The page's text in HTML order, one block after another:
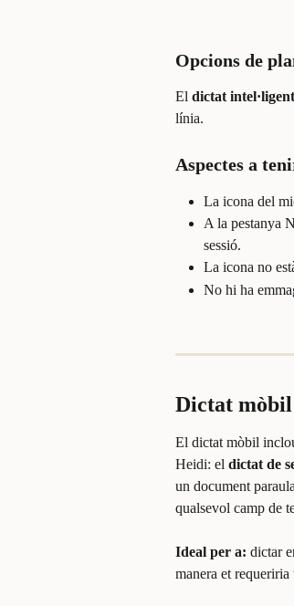
Opcions de
El dictat intel·ligent
línia.
Aspectes a
La icona del
A la pestanya
sessió.
La icona no
No hi ha
Dictat mòbil
El dictat mòbil
Heidi: el dictat de
un document
qualsevol camp de
Ideal per a: dictar
manera et